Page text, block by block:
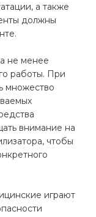
а также
должны
не менее
работы. При
множество
внимание на
чтобы
играют